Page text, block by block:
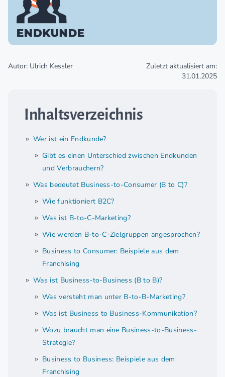
Autor: Ulrich Kessler
Zuletzt aktualisiert am:
31.01.2025
Inhaltsverzeichnis
Wer ist ein Endkunde?
Gibt es einen Unterschied zwischen Endkunden
und Verbrauchern?
Was bedeutet Business-to-Consumer (B to C)?
Wie funktioniert B2C?
Was ist B-to-C-Marketing?
Wie werden B-to-C-Zielgruppen angesprochen?
Business to Consumer: Beispiele aus dem
Franchising
Was ist Business-to-Business (B to B)?
Was versteht man unter B-to-B-Marketing?
Was ist Business to Business-Kommunikation?
Wozu braucht man eine Business-to-Business-
Strategie?
Business to Business: Beispiele aus dem
Franchising